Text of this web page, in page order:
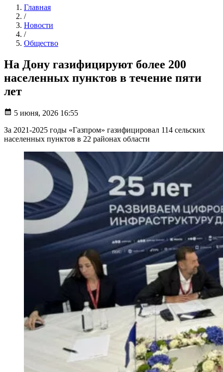
Главная
/
Новости
/
Общество
На Дону газифицируют более 200
населенных пунктов в течение пяти
лет
5 июня, 2026 16:55
За 2021-2025 годы «Газпром» газифицировал 114 сельских
населенных пунктов в 22 районах области